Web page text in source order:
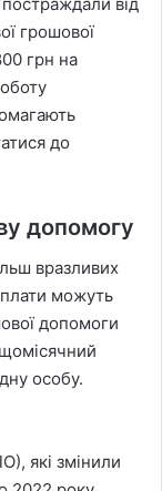
грошової
грн на
до
допомогу
вразливих
можуть
допомоги
особу.
які змінили